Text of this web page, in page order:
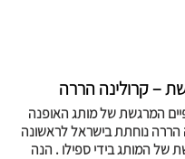
– קרולינה הררה
המרגשת של מותג האופנה
הררה נוחתת בישראל לראשונה
של המותג בידי ספילו . הנה